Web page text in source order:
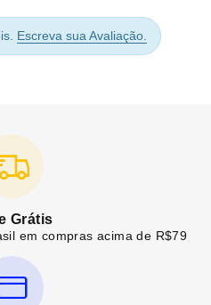
Escreva sua Avaliação.
Grátis
em compras acima de R$79